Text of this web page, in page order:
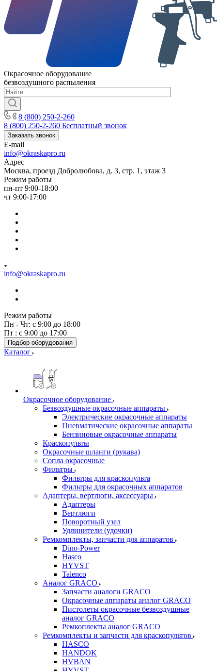
Окрасочное оборудование
безвоздушного распыления
8 (800) 250-2-260
8 (800) 250-2-260 Бесплатный звонок
Заказать звонок
E-mail
info@okraskapro.ru
Адрес
Москва, проезд Добролюбова, д. 3, стр. 1, этаж 3
Режим работы
пн-пт 9:00-18:00
чт 9:00-17:00
info@okraskapro.ru
Режим работы
Пн - Чт: с 9:00 до 18:00
Пт : с 9:00 до 17:00
Подбор оборудования
Каталог
Окрасочное оборудование
Безвоздушные окрасочные аппараты
Электрические окрасочные аппараты
Пневматические окрасочные аппараты
Бензиновые окрасочные аппараты
Краскопульты
Окрасочные шланги (рукава)
Сопла окрасочные
Фильтры
Фильтры для краскопульта
Фильтры для окрасочных аппаратов
Адаптеры, вертлюги, аксессуары
Адаптеры
Вертлюги
Поворотный узел
Удлинители (удочки)
Ремкомплекты, запчасти для аппаратов
Dino-Power
Hasco
HYVST
Talenco
Аналог GRACO
Запчасти аналоги GRACO
Окрасочные аппараты аналог GRACO
Пистолеты окрасочные безвоздушные
аналог GRACO
Ремкоплекты аналог GRACO
Ремкомплекты и запчасти для краскопультов
HASCO
HANDOK
HVBAN